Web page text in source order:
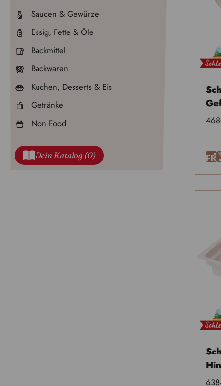
Saucen & Gewürze
Essig, Fette & Öle
Backmittel
Backwaren
Kuchen, Desserts & Eis
Getränke
Non Food
Dein Katalog (0) F